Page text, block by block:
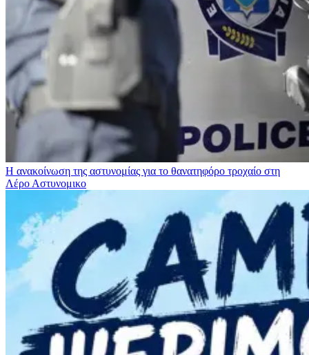
Η ανακοίνωση της αστυνομίας για το θανατηφόρο τροχαίο στη
Λέρο Αστυνομικο